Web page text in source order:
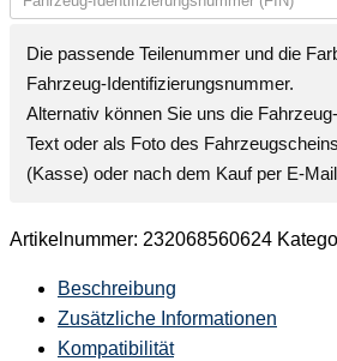
Die passende Teilenummer und die
Fahrzeug-Identifizierungsnummer.
Alternativ können Sie uns die
Text oder als Foto des
(Kasse) oder nach dem Kauf per E-
Artikelnummer: 232068560624
Beschreibung
Zusätzliche Informationen
Kompatibilität